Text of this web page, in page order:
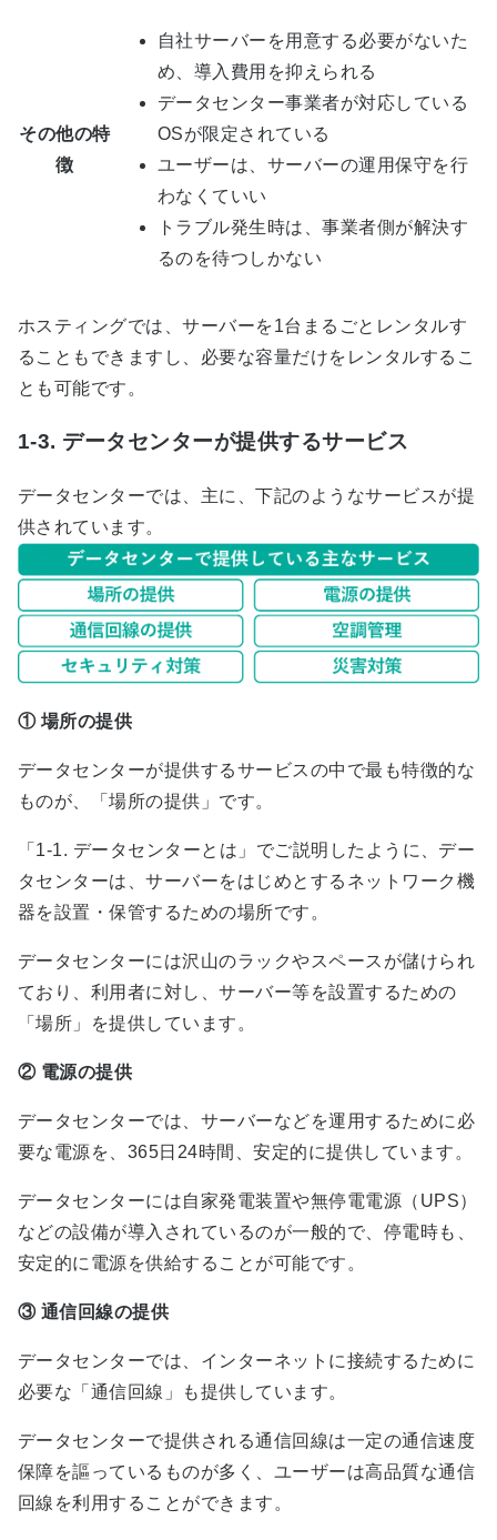
その他の特
徴
自社サーバーを用意する必要がないた
め、導入費用を抑えられる
データセンター事業者が対応している
OSが限定されている
ユーザーは、サーバーの運用保守を行
わなくていい
トラブル発生時は、事業者側が解決す
るのを待つしかない
ホスティングでは、サーバーを1台まるごとレンタルす
ることもできますし、必要な容量だけをレンタルするこ
とも可能です。
1-3. データセンターが提供するサービス
データセンターでは、主に、下記のようなサービスが提
供されています。
① 場所の提供
データセンターが提供するサービスの中で最も特徴的な
ものが、「場所の提供」です。
「 1-1. データセンターとは 」でご説明したように、デー
タセンターは、サーバーをはじめとするネットワーク機
器を設置・保管するための場所です。
データセンターには沢山のラックやスペースが儲けられ
ており、利用者に対し、サーバー等を設置するための
「場所」を提供しています。
② 電源の提供
データセンターでは、サーバーなどを運用するために必
要な電源を、 365日 24時間、安定的に提供しています。
データセンターには自家発電装置や無停電電源（ UPS）
などの設備が導入されているのが一般的で、停電時も、
安定的に電源を供給することが可能です。
③ 通信回線の提供
データセンターでは、インターネットに接続するために
必要な「通信回線」も提供しています。
データセンターで提供される通信回線は一定の通信速度
保障を謳っているものが多く、ユーザーは高品質な通信
回線を利用することができます。